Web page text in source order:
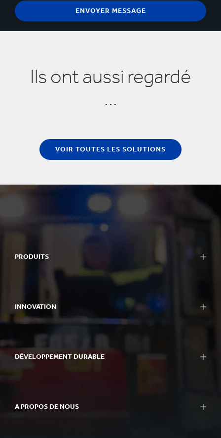
Ils ont aussi regardé
...
VOIR TOUTES LES SOLUTIONS
PRODUITS
INNOVATION
DÉVELOPPEMENT DURABLE
A PROPOS DE NOUS